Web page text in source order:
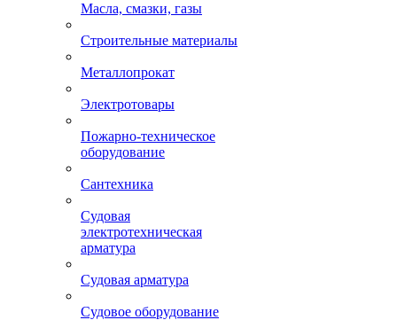
Масла, смазки, газы
Строительные материалы
Металлопрокат
Электротовары
Пожарно-техническое
оборудование
Сантехника
Судовая
электротехническая
арматура
Судовая арматура
Судовое оборудование